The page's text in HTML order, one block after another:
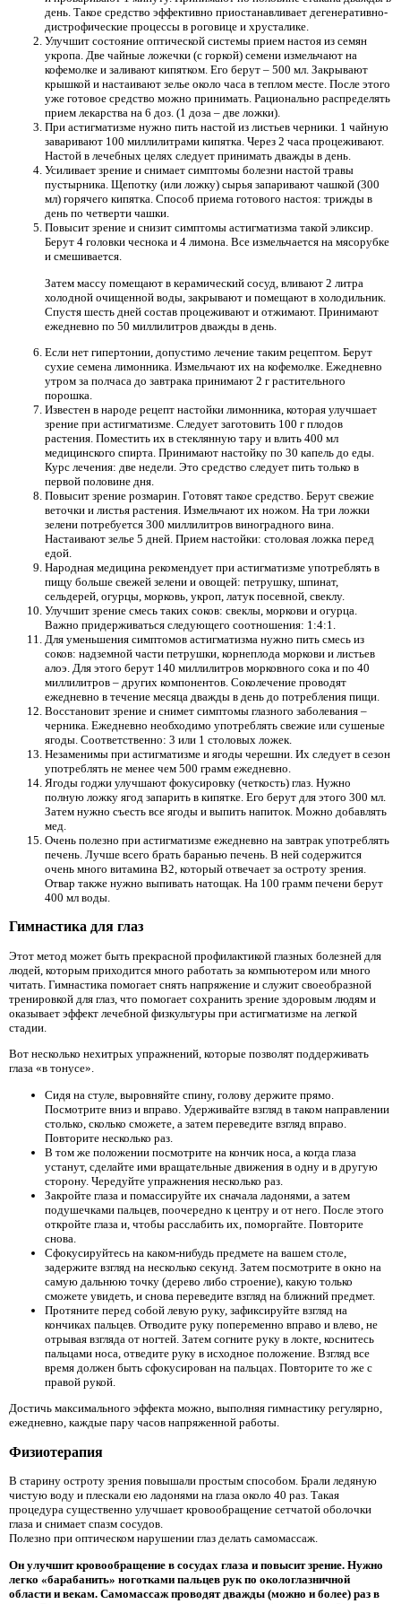
день. Такое средство эффективно приостанавливает дегенеративно-
дистрофические процессы в роговице и хрусталике.
Улучшит состояние оптической системы прием настоя из семян
укропа. Две чайные ложечки (с горкой) семени измельчают на
кофемолке и заливают кипятком. Его берут – 500 мл. Закрывают
крышкой и настаивают зелье около часа в теплом месте. После этого
уже готовое средство можно принимать. Рационально распределять
прием лекарства на 6 доз. (1 доза – две ложки).
При астигматизме нужно пить настой из листьев черники. 1 чайную
заваривают 100 миллилитрами кипятка. Через 2 часа процеживают.
Настой в лечебных целях следует принимать дважды в день.
Усиливает зрение и снимает симптомы болезни настой травы
пустырника. Щепотку (или ложку) сырья запаривают чашкой (300
мл) горячего кипятка. Способ приема готового настоя: трижды в
день по четверти чашки.
Повысит зрение и снизит симптомы астигматизма такой эликсир.
Берут 4 головки чеснока и 4 лимона. Все измельчается на мясорубке
и смешивается.
Затем массу помещают в керамический сосуд, вливают 2 литра
холодной очищенной воды, закрывают и помещают в холодильник.
Спустя шесть дней состав процеживают и отжимают. Принимают
ежедневно по 50 миллилитров дважды в день.
Если нет гипертонии, допустимо лечение таким рецептом. Берут
сухие семена лимонника. Измельчают их на кофемолке. Ежедневно
утром за полчаса до завтрака принимают 2 г растительного
порошка.
Известен в народе рецепт настойки лимонника, которая улучшает
зрение при астигматизме. Следует заготовить 100 г плодов
растения. Поместить их в стеклянную тару и влить 400 мл
медицинского спирта. Принимают настойку по 30 капель до еды.
Курс лечения: две недели. Это средство следует пить только в
первой половине дня.
Повысит зрение розмарин. Готовят такое средство. Берут свежие
веточки и листья растения. Измельчают их ножом. На три ложки
зелени потребуется 300 миллилитров виноградного вина.
Настаивают зелье 5 дней. Прием настойки: столовая ложка перед
едой.
Народная медицина рекомендует при астигматизме употреблять в
пищу больше свежей зелени и овощей: петрушку, шпинат,
сельдерей, огурцы, морковь, укроп, латук посевной, свеклу.
Улучшит зрение смесь таких соков: свеклы, моркови и огурца.
Важно придерживаться следующего соотношения: 1:4:1.
Для уменьшения симптомов астигматизма нужно пить смесь из
соков: надземной части петрушки, корнеплода моркови и листьев
алоэ. Для этого берут 140 миллилитров морковного сока и по 40
миллилитров – других компонентов. Соколечение проводят
ежедневно в течение месяца дважды в день до потребления пищи.
Восстановит зрение и снимет симптомы глазного заболевания –
черника. Ежедневно необходимо употреблять свежие или сушеные
ягоды. Соответственно: 3 или 1 столовых ложек.
Незаменимы при астигматизме и ягоды черешни. Их следует в сезон
употреблять не менее чем 500 грамм ежедневно.
Ягоды годжи улучшают фокусировку (четкость) глаз. Нужно
полную ложку ягод запарить в кипятке. Его берут для этого 300 мл.
Затем нужно съесть все ягоды и выпить напиток. Можно добавлять
мед.
Очень полезно при астигматизме ежедневно на завтрак употреблять
печень. Лучше всего брать баранью печень. В ней содержится
очень много витамина B2, который отвечает за остроту зрения.
Отвар также нужно выпивать натощак. На 100 грамм печени берут
400 мл воды.
Гимнастика для глаз
Этот метод может быть прекрасной профилактикой глазных болезней для
людей, которым приходится много работать за компьютером или много
читать. Гимнастика помогает снять напряжение и служит своеобразной
тренировкой для глаз, что помогает сохранить зрение здоровым людям и
оказывает эффект лечебной физкультуры при астигматизме на легкой
стадии.
Вот несколько нехитрых упражнений, которые позволят поддерживать
глаза «в тонусе».
Сидя на стуле, выровняйте спину, голову держите прямо.
Посмотрите вниз и вправо. Удерживайте взгляд в таком направлении
столько, сколько сможете, а затем переведите взгляд вправо.
Повторите несколько раз.
В том же положении посмотрите на кончик носа, а когда глаза
устанут, сделайте ими вращательные движения в одну и в другую
сторону. Чередуйте упражнения несколько раз.
Закройте глаза и помассируйте их сначала ладонями, а затем
подушечками пальцев, поочередно к центру и от него. После этого
откройте глаза и, чтобы расслабить их, поморгайте. Повторите
снова.
Сфокусируйтесь на каком-нибудь предмете на вашем столе,
задержите взгляд на несколько секунд. Затем посмотрите в окно на
самую дальнюю точку (дерево либо строение), какую только
сможете увидеть, и снова переведите взгляд на ближний предмет.
Протяните перед собой левую руку, зафиксируйте взгляд на
кончиках пальцев. Отводите руку попеременно вправо и влево, не
отрывая взгляда от ногтей. Затем согните руку в локте, коснитесь
пальцами носа, отведите руку в исходное положение. Взгляд все
время должен быть сфокусирован на пальцах. Повторите то же с
правой рукой.
Достичь максимального эффекта можно, выполняя гимнастику регулярно,
ежедневно, каждые пару часов напряженной работы.
Физиотерапия
В старину остроту зрения повышали простым способом. Брали ледяную
чистую воду и плескали ею ладонями на глаза около 40 раз. Такая
процедура существенно улучшает кровообращение сетчатой оболочки
глаза и снимает спазм сосудов.
Полезно при оптическом нарушении глаз делать самомассаж.
Он улучшит кровообращение в сосудах глаза и повысит зрение. Нужно
легко «барабанить» ноготками пальцев рук по окологлазничной
области и векам. Самомассаж проводят дважды (можно и более) раз в